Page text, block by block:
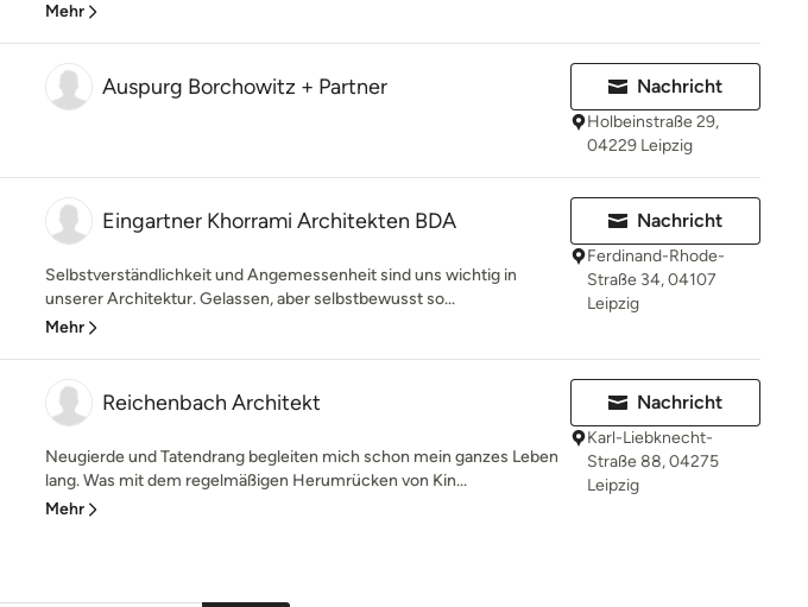
Mehr
Auspurg Borchowitz + Partner Nachricht
Holbeinstraße 29,
04229 Leipzig
Eingartner Khorrami Architekten BDA
Selbstverständlichkeit und Angemessenheit sind uns wichtig in
unserer Architektur. Gelassen, aber selbstbewusst so...
Mehr
Nachricht
Ferdinand-Rhode-
Straße 34, 04107
Leipzig
Reichenbach Architekt
Neugierde und Tatendrang begleiten mich schon mein ganzes Leben
lang. Was mit dem regelmäßigen Herumrücken von Kin...
Mehr
Nachricht
Karl-Liebknecht-
Straße 88, 04275
Leipzig